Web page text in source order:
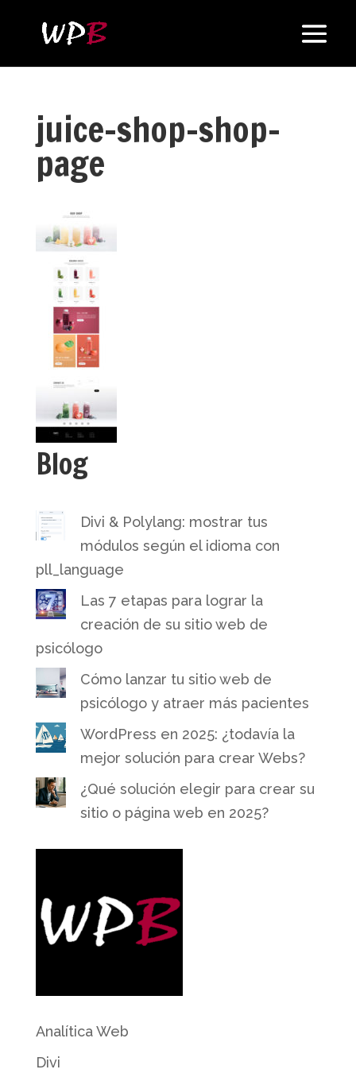
juice-shop-shop-
page
Blog
Divi & Polylang: mostrar tus
módulos según el idioma con
pll_language
Las 7 etapas para lograr la
creación de su sitio web de
psicólogo
Cómo lanzar tu sitio web de
psicólogo y atraer más pacientes
WordPress en 2025: ¿todavía la
mejor solución para crear Webs?
¿Qué solución elegir para crear su
sitio o página web en 2025?
Analítica Web
Divi